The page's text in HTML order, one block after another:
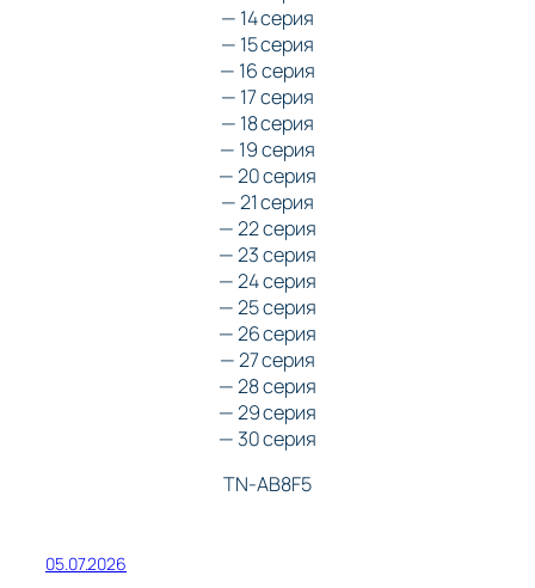
— 14 серия
— 15 серия
— 16 серия
— 17 серия
— 18 серия
— 19 серия
— 20 серия
— 21 серия
— 22 серия
— 23 серия
— 24 серия
— 25 серия
— 26 серия
— 27 серия
— 28 серия
— 29 серия
— 30 серия
TN-AB8F5
05.07.2026